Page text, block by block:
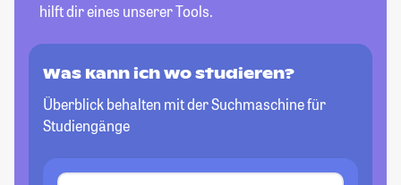
hilft dir eines unserer Tools.
Was kann ich wo studieren?
Überblick behalten mit der Suchmaschine für
Studiengänge